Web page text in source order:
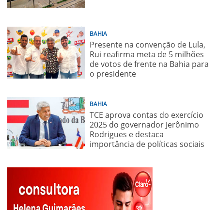
BAHIA
Presente na convenção de Lula,
Rui reafirma meta de 5 milhões
de votos de frente na Bahia para
o presidente
BAHIA
TCE aprova contas do exercício
2025 do governador Jerônimo
Rodrigues e destaca
importância de políticas sociais